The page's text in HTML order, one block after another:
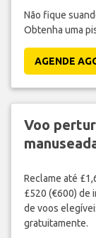
Não fique
Obtenha uma
AGENDE
Voo
Reclame até
£520 (€600) de
de voos
gratuitamente.